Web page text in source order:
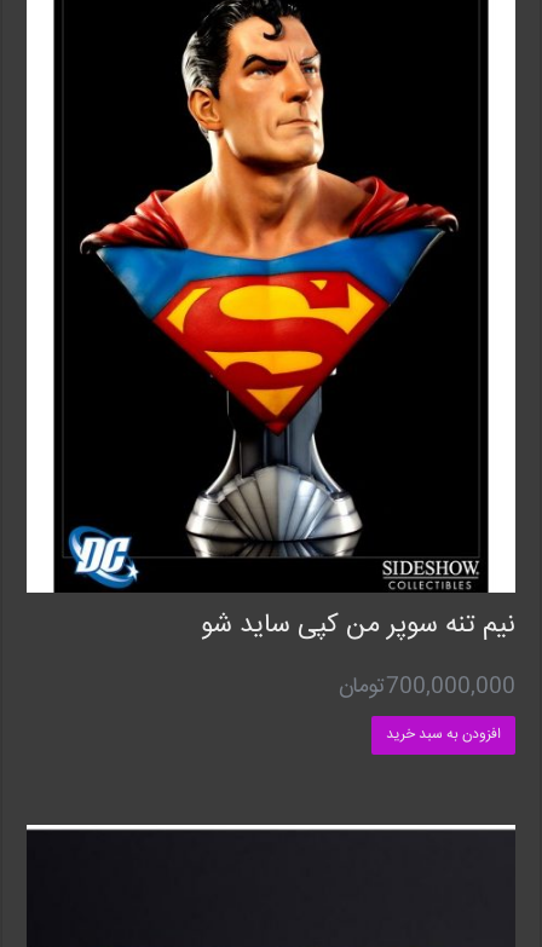
نیم تنه سوپر من کپی ساید شو
700,000,000تومان
افزودن به سبد خرید